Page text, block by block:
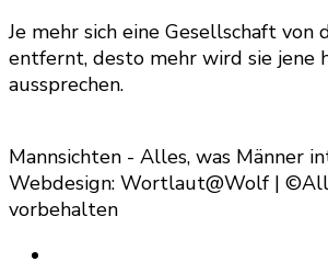
Je mehr sich eine Gesellschaft von
entfernt, desto mehr wird sie jene
aussprechen.
Mannsichten - Alles, was Männer
Webdesign: Wortlaut@Wolf |
vorbehalten